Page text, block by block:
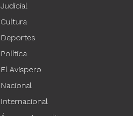
Judicial
Cultura
Deportes
Política
El Avispero
Nacional
Internacional